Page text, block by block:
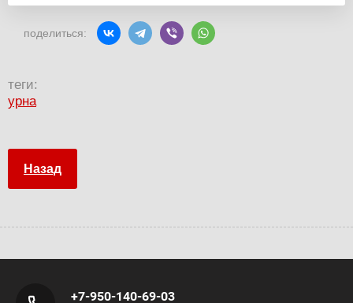
поделиться:
теги:
урна
Назад
+7-950-140-69-03